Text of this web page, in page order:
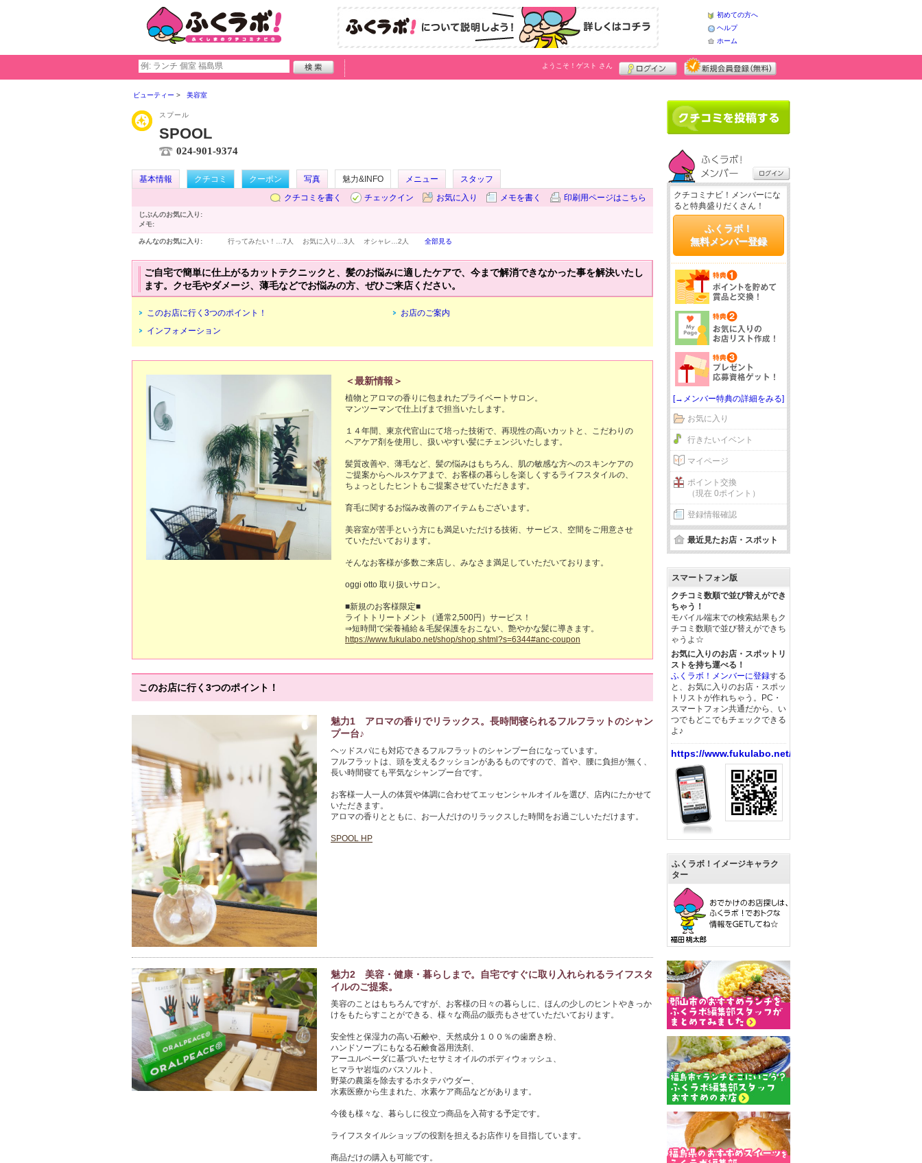
初めての方へ
ヘルプ
ホーム
ようこそ！ ゲスト さん
ビューティー 美容室
スプール
SPOOL
024-901-9374
基本情報 クチコミ クーポン 写真 魅力&INFO メニュー
スタッフ
クチコミを書く
チェックイン お気に入り メモを書く 印刷用ページはこちら
じぶんのお気に入り:
メモ:
みんなのお気に入り: 行ってみたい！… 7人 お気に入り… 3人 オシャレ… 2人 全部見る
ご自宅で簡単に仕上がるカットテクニックと、髪のお悩みに適したケアで、今まで解消できなかった事を解決いたし
ます。クセ毛やダメージ、薄毛などでお悩みの方、ぜひご来店ください。
このお店に行く3つのポイント！
お店のご案内
インフォメーション
＜最新情報＞
植物とアロマの香りに包まれたプライベートサロン。
マンツーマンで仕上げまで担当いたします。
１４年間、東京代官山にて培った技術で、再現性の高いカットと、こだわりの
ヘアケア剤を使用し、扱いやすい髪にチェンジいたします。
髪質改善や、薄毛など、髪の悩みはもちろん、肌の敏感な方へのスキンケアの
ご提案からヘルスケアまで、お客様の暮らしを楽しくするライフスタイルの、
ちょっとしたヒントもご提案させていただきます。
育毛に関するお悩み改善のアイテムもございます。
美容室が苦手という方にも満足いただける技術、サービス、空間をご用意させ
ていただいております。
そんなお客様が多数ご来店し、みなさま満足していただいております。
oggi otto 取り扱いサロン。
■新規のお客様限定■
ライトトリートメント（通常2,500円）サービス！
https://www.fukulabo.net/shop/shop.shtml?s=6344#anc-coupon
このお店に行く3つのポイント！
魅力1 アロマの香りでリラックス。長時間寝られるフルフラットのシャン
プー台♪
ヘッドスパにも対応できるフルフラットのシャンプー台になっています。
フルフラットは、頭を支えるクッションがあるものですので、首や、腰に負担が無く、
長い時間寝ても平気なシャンプー台です。
お客様一人一人の体質や体調に合わせてエッセンシャルオイルを選び、店内にたかせて
いただきます。
アロマの香りとともに、お一人だけのリラックスした時間をお過ごしいただけます。
SPOOL HP
魅力2 美容・健康・暮らしまで。自宅ですぐに取り入れられるライフスタ
イルのご提案。
美容のことはもちろんですが、お客様の日々の暮らしに、ほんの少しのヒントやきっか
けをもたらすことができる、様々な商品の販売もさせていただいております。
安全性と保湿力の高い石鹸や、天然成分１００％の歯磨き粉、
ハンドソープにもなる石鹸食器用洗剤、
アーユルベーダに基づいたセサミオイルのボディウォッシュ、
ヒマラヤ岩塩のバスソルト、
野菜の農薬を除去するホタテパウダー、
水素医療から生まれた、水素ケア商品などがあります。
今後も様々な、暮らしに役立つ商品を入荷する予定です。
ライフスタイルショップの役割を担えるお店作りを目指しています。
商品だけの購入も可能です。
クチコミナビ！メンバーにな
ると特典盛りだくさん！
ふくラボ！
無料メンバー登録
[→メンバー特典の詳細をみる]
お気に入り
行きたいイベント
マイページ
ポイント交換
（現在 0ポイント）
登録情報確認
最近見たお店・スポット
スマートフォン版
クチコミ数順で並び替えができ
ちゃう！
モバイル端末での検索結果もク
チコミ数順で並び替えができち
ゃうよ☆
お気に入りのお店・スポットリ
ストを持ち運べる！
ふくラボ！メンバーに登録する
と、お気に入りのお店・スポッ
トリストが作れちゃう。PC・
スマートフォン共通だから、い
つでもどこでもチェックできる
よ♪
https://www.fukulabo.net/
ふくラボ！イメージキャラク
ター